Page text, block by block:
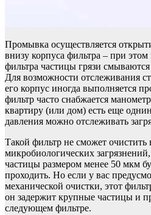
Промывка осуществляется
внизу корпуса фильтра – при
фильтра частицы грязи
Для возможности отслеживания
его корпус иногда выполняется
фильтр часто снабжается
квартиру (или дом) есть еще
давления можно отслеживать
Такой фильтр не сможет
микробиологических
частицы размером менее 50 мкм
проходить. Но если у вас
механической очистки, этот
он задержит крупные частицы и
следующем фильтре.